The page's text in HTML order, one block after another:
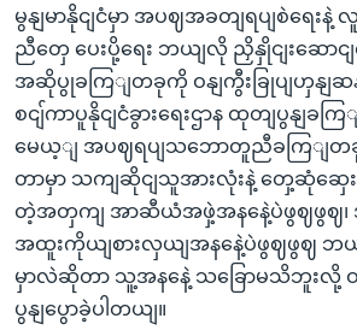
မွနျမာနိုငျငံမှာ အပဈအခတျရပျစဲရေး
ညီတှေ ပေးပို့ရေး ဘယျလို ညှိနှိုငျးဆော
အဆိုပွုခကြျတခုကို ဝနျကွီးခြုပျဟှနျ
စငျ်ကာပူနိုငျငံခွားရေးဌာန ထုတျပွနျခ
မေယ့ျ အပဈရပျသဘောတူညီခကြျတခု
တာမှာ သကျဆိုငျသူအားလုံးနဲ့ တှေ့ဆုံဆှေး
တဲ့အတှကျ အာဆီယံအဖှဲ့အနနေဲ့ပဲဖွဈဖွဈ
အထူးကိုယျစားလှယျအနနေဲ့ပဲဖွဈဖွဈ ဘယ
မှာလဲဆိုတာ သူ့အနနေဲ့ သခြောမသိဘူးလို့ ဝန
ပွနျပွောခဲ့ပါတယျ။